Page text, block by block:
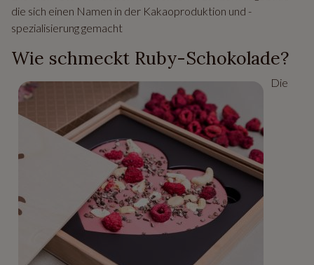
die sich einen Namen in der Kakaoproduktion und -
spezialisierung gemacht
Wie schmeckt Ruby-Schokolade?
Die